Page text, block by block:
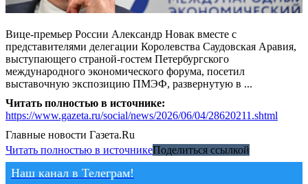
Вице-премьер России Александр Новак вместе с
представителями делегации Королевства Саудовская Аравия,
выступающего страной-гостем Петербургского
международного экономического форума, посетил
выставочную экспозицию ПМЭФ, развернутую в ...
Читать полностью в источнике:
https://www.gazeta.ru/social/news/2026/06/04/28620211.shtml
Главные новости Газета.Ru
Читать полностью в источникеПоделиться ссылкой
Наш канал в Телеграм!